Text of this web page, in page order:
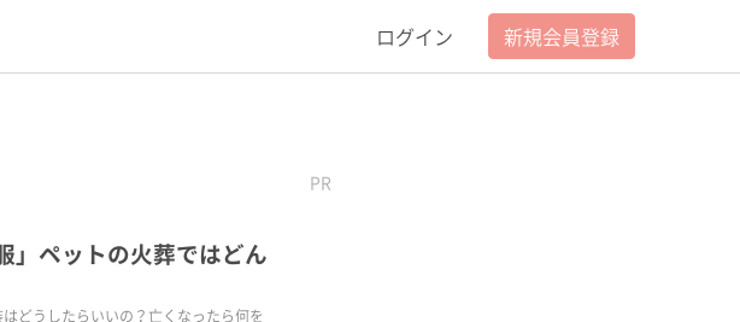
ログイン 新規会員登録
」ペットの火葬ではどん
どうしたらいいの？亡くなったら何を
PR